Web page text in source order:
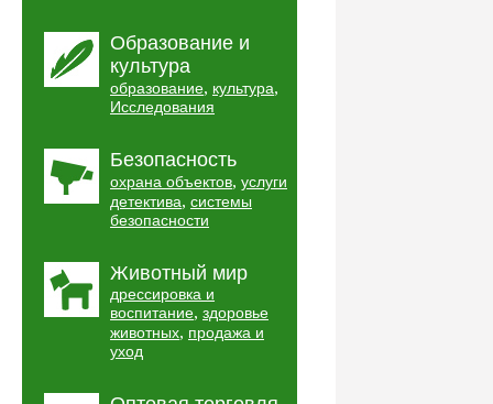
Образование и
культура
образование, культура,
Исследования
Безопасность
охрана объектов, услуги
детектива, системы
безопасности
Животный мир
дрессировка и
воспитание, здоровье
животных, продажа и
уход